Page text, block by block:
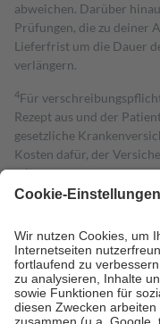
abweichen. Darüber
Prüfungen, die zu deiner
Lieferfrist um die Dauer
verlängern.
4Für
Rezept aus und der
gesetzliche
Kosten dafür, der
mit.
Grundsätzlich leisten
höchstens zehn Euro.
Es
Kosten der Leistung zu
Diese Regeln gelten
Bei Heilmitteln und
Zuzahlung zehn Prozent